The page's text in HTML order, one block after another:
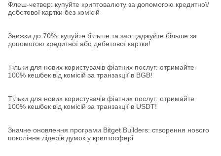
Флеш-четвер: купуйте криптовалюту за допомогою кредитної/
дебетової картки без комісій
Знижки до 70%: купуйте більше та заощаджуйте більше за
допомогою кредитної або дебетової картки!
Тільки для нових користувачів фіатних послуг: отримайте
100% кешбек від комісій за транзакції в BGB!
Тільки для нових користувачів фіатних послуг: отримайте
100% кешбек від комісій за транзакції в USDT!
Значне оновлення програми Bitget Builders: створення нового
покоління лідерів думок у криптосфері